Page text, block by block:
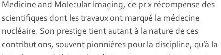
Medicine and Molecular Imaging, ce prix récompense des
scientifiques dont les travaux ont marqué la médecine
nucléaire. Son prestige tient autant à la nature de ces
contributions, souvent pionnières pour la discipline, qu’à la